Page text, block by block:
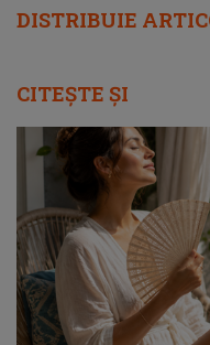
DISTRIBUIE
CITEȘTE ȘI